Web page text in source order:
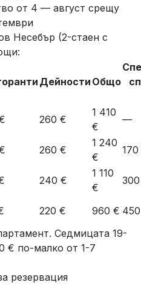
от 4 — август срещу
Несебър (2-стаен с
Дейности Общо
260 €
1 410
€
—
260 €
1 240
€
240 €
1 110
€
220 € 960 €
Седмицата 19-
€ по-малко от 1-7
резервация